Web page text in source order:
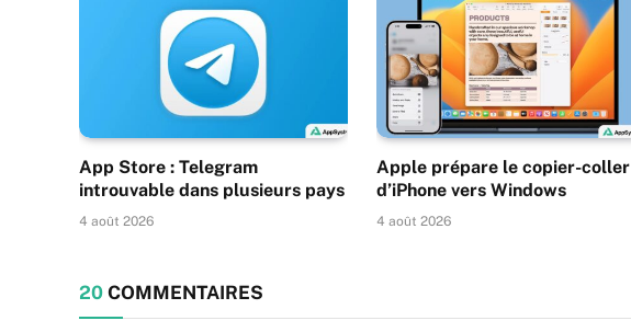
App Store : Telegram
introuvable dans plusieurs pays
4 août 2026
Apple prépare le copier-coller
d’iPhone vers Windows
4 août 2026
20 COMMENTAIRES